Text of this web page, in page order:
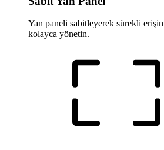
Yan paneli sabitleyerek sürekli
kolayca yönetin.